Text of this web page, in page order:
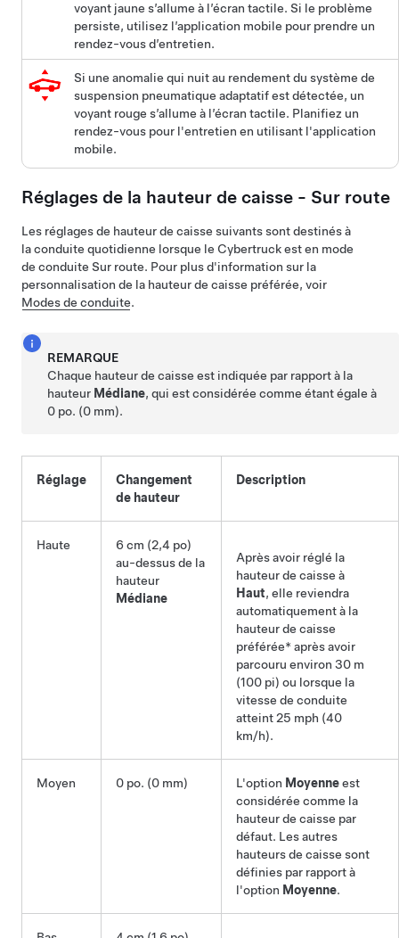
voyant jaune s’allume à l’écran tactile. Si le problème
persiste, utilisez l’application mobile pour prendre un
rendez-vous d’entretien.
Si une anomalie qui nuit au rendement du système de
suspension pneumatique adaptatif est détectée, un
voyant rouge s’allume à l’écran tactile. Planifiez un
rendez-vous pour l'entretien en utilisant l'application
mobile.
Réglages de la hauteur de caisse - Sur route
Les réglages de hauteur de caisse suivants sont destinés à
la conduite quotidienne lorsque le Cybertruckest en mode
de conduite Sur route. Pour plus d'information sur la
personnalisation de la hauteur de caisse préférée, voir
Modes de conduite.
REMARQUE
Chaque hauteur de caisse est indiquée par rapport à la
hauteur Médiane, qui est considérée comme étant égale à
0 po. (0 mm).
Réglage
Changement
de hauteur
Description
Haute
6 cm (2,4 po)
au-dessus de la
hauteur
Médiane
Après avoir réglé la
hauteur de caisse à
Haut, elle reviendra
automatiquement à la
hauteur de caisse
préférée* après avoir
parcouru environ 30 m
(100 pi) ou lorsque la
vitesse de conduite
atteint25 mph (40
km/h).
Moyen 0 po. (0 mm) L'option Moyenneest
considérée comme la
hauteur de caisse par
défaut. Les autres
hauteurs de caisse sont
définies par rapport à
l'option Moyenne.